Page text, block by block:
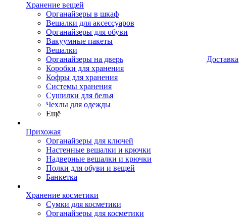
Хранение вещей
Органайзеры в шкаф
Вешалки для аксессуаров
Органайзеры для обуви
Вакуумные пакеты
Вешалки
Органайзеры на дверь
Коробки для хранения
Кофры для хранения
Системы хранения
Сушилки для белья
Чехлы для одежды
Ещё
Прихожая
Органайзеры для ключей
Настенные вешалки и крючки
Надверные вешалки и крючки
Полки для обуви и вещей
Банкетка
Хранение косметики
Сумки для косметики
Органайзеры для косметики
Доставка